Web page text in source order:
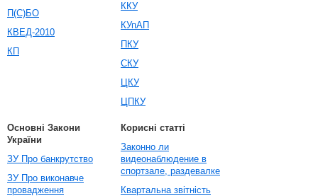
П(С)БО
КВЕД-2010
КП
ККУ
КУпАП
ПКУ
СКУ
ЦКУ
ЦПКУ
Основні Закони
України
ЗУ Про банкрутство
ЗУ Про виконавче
провадження
Корисні статті
Законно ли
видеонаблюдение в
спортзале, раздевалке
Квартальна звітність